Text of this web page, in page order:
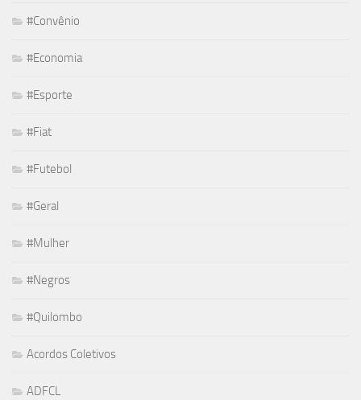
#Convênio
#Economia
#Esporte
#Fiat
#Futebol
#Geral
#Mulher
#Negros
#Quilombo
Acordos Coletivos
ADFCL